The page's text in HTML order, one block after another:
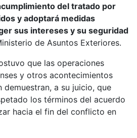
del tratado por
y adoptará medidas
sus intereses y su seguridad
de Asuntos Exteriores.
que las operaciones
y otros acontecimientos
a su juicio, que
los términos del acuerdo
hacia el fin del conflicto en